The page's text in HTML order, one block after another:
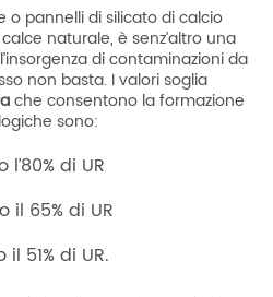
o pannelli di silicato di calcio
naturale, è senz’altro una
di contaminazioni da
non basta. I valori soglia
che consentono la formazione
sono:
di UR
65% di UR
51% di UR.